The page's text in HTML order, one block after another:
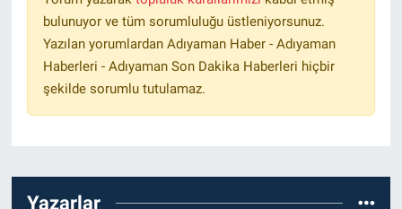
bulunuyor ve tüm sorumluluğu üstleniyorsunuz.
Yazılan yorumlardan Adıyaman Haber - Adıyaman
Haberleri - Adıyaman Son Dakika Haberleri hiçbir
şekilde sorumlu tutulamaz.
Yazarlar